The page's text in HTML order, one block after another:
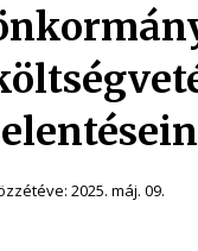
2025. máj. 09.